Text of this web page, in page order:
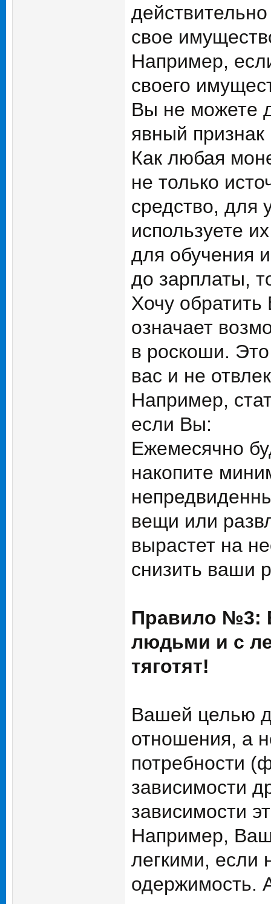
свое
Например,
своего
Вы не можете
явный
Как любая
не только
средство, для
используете
для обучения
до зарплаты,
Хочу
означает
в роскоши.
вас и не
Например,
если Вы:
Ежемесячно
накопите
вещи или
вырастет на
снизить ваши
Правило №3:
людьми и с
тяготят!
Вашей целью
отношения, а
потребности
зависимости
зависимости
Например,
легкими, если
одержимость.